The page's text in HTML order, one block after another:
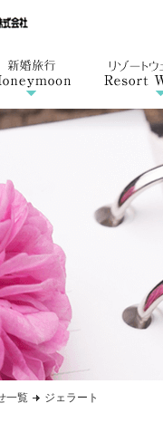
一覧 ジェラート